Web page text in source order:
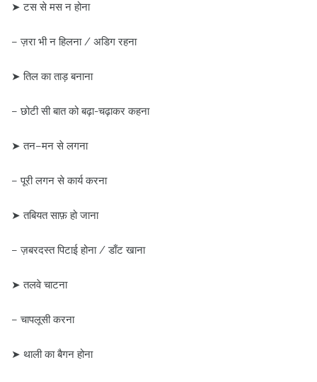
➤ टस से मस न होना
– ज़रा भी न हिलना / अडिग रहना
➤ तिल का ताड़ बनाना
– छोटी सी बात को बढ़ा-चढ़ाकर कहना
➤ तन–मन से लगना
– पूरी लगन से कार्य करना
➤ तबियत साफ़ हो जाना
– ज़बरदस्त पिटाई होना / डाँट खाना
➤ तलवे चाटना
– चापलूसी करना
➤ थाली का बैगन होना